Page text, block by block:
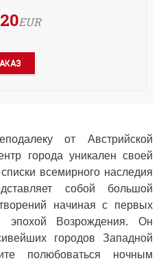
EUR
от Австрийской
города уникален своей
всемирного наследия
собой большой
начиная с первых
эпохой Возрождения. Он
городов Западной
полюбоваться ночным